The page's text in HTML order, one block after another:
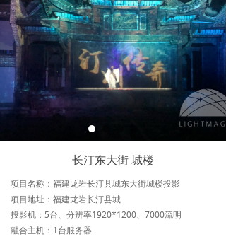
服务与支持
经销商
长汀东大街 城楼
项目名称：福建龙岩长汀县城东大街城楼投影
项目地址：福建龙岩长汀县城
投影机：5台、分辨率1920*1200、7000流明
融合主机：1台服务器